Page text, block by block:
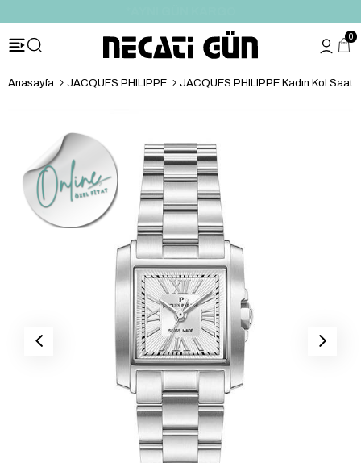
0
Anasayfa JACQUES PHILIPPE JACQUES PHILIPPE Kadın Kol Saati